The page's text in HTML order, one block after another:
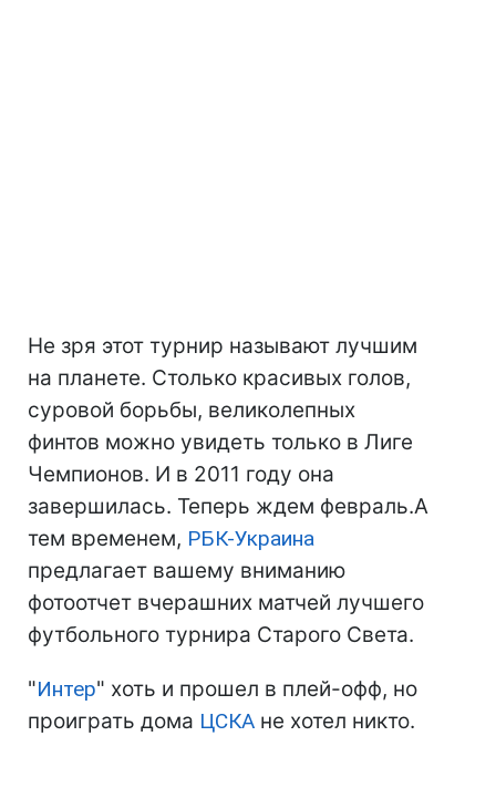
Не зря этот турнир называют лучшим
на планете. Столько красивых голов,
суровой борьбы, великолепных
финтов можно увидеть только в Лиге
Чемпионов. И в 2011 году она
завершилась. Теперь ждем февраль.А
тем временем, РБК-Украина
предлагает вашему вниманию
фотоотчет вчерашних матчей лучшего
футбольного турнира Старого Света.
"Интер" хоть и прошел в плей-офф, но
проиграть дома ЦСКА не хотел никто.